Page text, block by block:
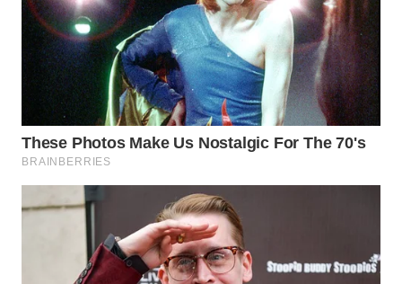
LAWAS
WN
SUMEDANG
WN
CIANJUR
WN
KEPULAUAN
SERIBU
WN